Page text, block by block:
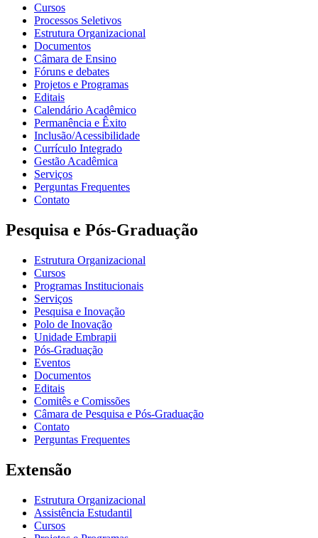
Cursos
Processos Seletivos
Estrutura Organizacional
Documentos
Câmara de Ensino
Fóruns e debates
Projetos e Programas
Editais
Calendário Acadêmico
Permanência e Êxito
Inclusão/Acessibilidade
Currículo Integrado
Gestão Acadêmica
Serviços
Perguntas Frequentes
Contato
Pesquisa e Pós-Graduação
Estrutura Organizacional
Cursos
Programas Institucionais
Serviços
Pesquisa e Inovação
Polo de Inovação
Unidade Embrapii
Pós-Graduação
Eventos
Documentos
Editais
Comitês e Comissões
Câmara de Pesquisa e Pós-Graduação
Contato
Perguntas Frequentes
Extensão
Estrutura Organizacional
Assistência Estudantil
Cursos